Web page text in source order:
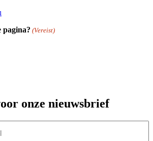
pagina? (Vereist)
onze nieuwsbrief